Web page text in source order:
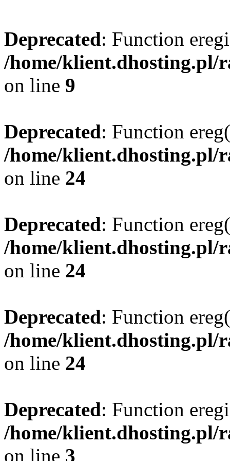
Deprecated: Function
/home/klient.dhosting.pl/
on line 9
Deprecated: Function
/home/klient.dhosting.pl/
on line 24
Deprecated: Function
/home/klient.dhosting.pl/
on line 24
Deprecated: Function
/home/klient.dhosting.pl/
on line 24
Deprecated: Function
/home/klient.dhosting.pl/
on line 3